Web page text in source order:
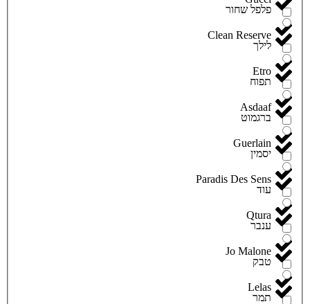
Clean Reserve
Etro
Asdaaf
Guerlain
Paradis Des Sens
Qtura
Jo Malone
Lelas
פלפל שחור
לילך
תפוח
ברגמוט
יסמין
עוד
ענבר
טבק
תמר